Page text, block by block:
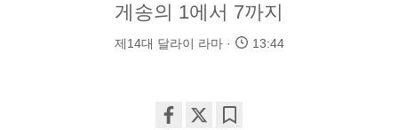
게송의 1에서 7까지
제14대 달라이 라마 13:44